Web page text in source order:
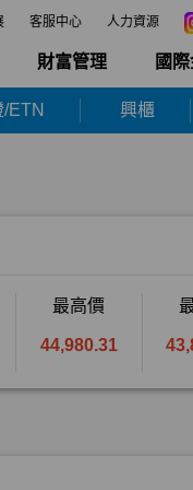
客服中心 人力資源
財富管理 國
ETN 興櫃